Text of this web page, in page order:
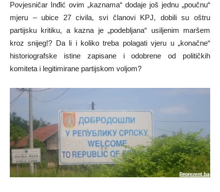
Povjesničar Inđić ovim „kaznama“ dodaje još jednu „poučnu“
mjeru – ubice 27 civila, svi članovi KPJ, dobili su oštru
partijsku kritiku, a kazna je „podebljana“ usiljenim maršem
kroz snijeg!? Da li i koliko treba polagati vjeru u „konačne“
historiografske istine zapisane i odobrene od političkih
komiteta i legitimirane partijskom voljom?